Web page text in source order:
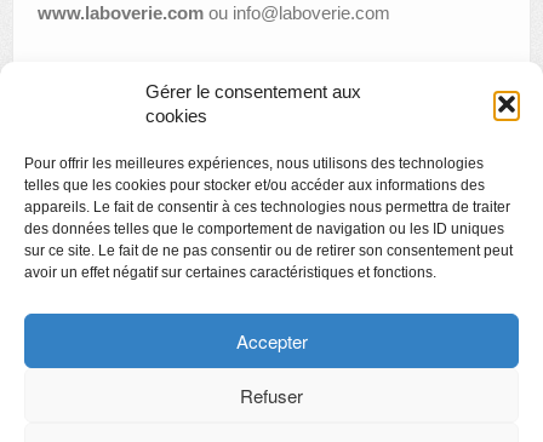
Gérer le consentement aux
cookies
Pour offrir les meilleures expériences, nous utilisons des technologies
telles que les cookies pour stocker et/ou accéder aux informations des
appareils. Le fait de consentir à ces technologies nous permettra de traiter
des données telles que le comportement de navigation ou les ID uniques
sur ce site. Le fait de ne pas consentir ou de retirer son consentement peut
avoir un effet négatif sur certaines caractéristiques et fonctions.
Accepter
Refuser
www.laboverie.com ou info@laboverie.com
Fête ton anniversaire au musée !
Alain Denis , Au-delà du Pop Art & Jean-Pierre Ransonnet,
Peintures 1980-2021
Copyright
Politique de confidentialité
Chartes des engagements des opérateurs culturels